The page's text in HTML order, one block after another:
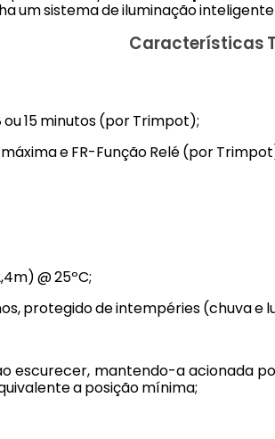
um sistema de iluminação
Características
ou 15 minutos (por Trimpot);
e FR-Função Relé (por
@ 25ºC;
protegido de intempéries (chuva e
escurecer, mantendo-a acionada
a posição mínima;